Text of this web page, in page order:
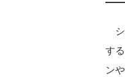
シ
す
ン